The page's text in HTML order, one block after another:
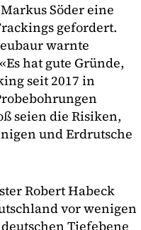
Söder eine
gefordert.
warnte
hat gute Gründe,
seit 2017 in
seien die Risiken,
und Erdrutsche
Robert Habeck
vor wenigen
Tiefebene